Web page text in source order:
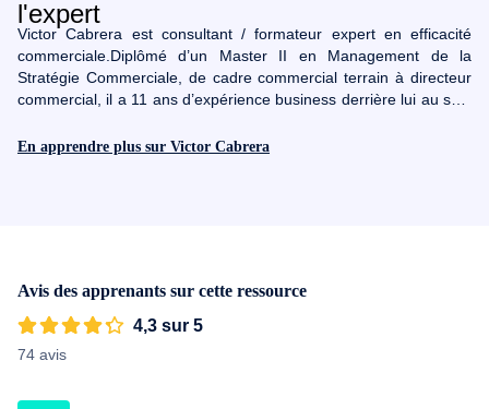
Victor Cabrera est consultant / formateur expert en efficacité
commerciale.Diplômé d’un Master II en Management de la
Stratégie Commerciale, de cadre commercial terrain à directeur
commercial, il a 11 ans d’expérience business derrière lui au sein
vous réconcilier avec la vente, et mettre les meilleures pratiques
En apprendre plus sur Victor Cabrera
Avis des apprenants sur cette ressource
4,3 sur 5
74 avis